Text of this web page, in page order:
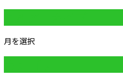
月を選択